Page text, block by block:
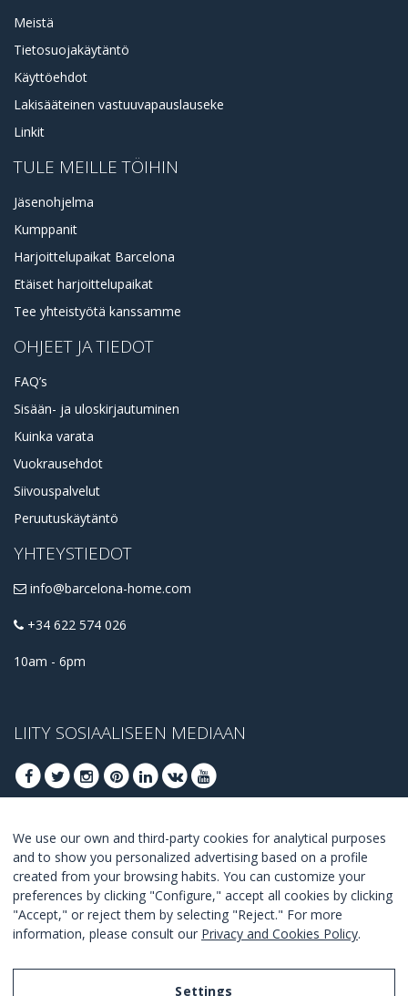
Meistä
Tietosuojakäytäntö
Käyttöehdot
Lakisääteinen vastuuvapauslauseke
Linkit
TULE MEILLE TÖIHIN
Jäsenohjelma
Kumppanit
Harjoittelupaikat Barcelona
Etäiset harjoittelupaikat
Tee yhteistyötä kanssamme
OHJEET JA TIEDOT
FAQ’s
Sisään- ja uloskirjautuminen
Kuinka varata
Vuokrausehdot
Siivouspalvelut
Peruutuskäytäntö
YHTEYSTIEDOT
info@barcelona-home.com
+34 622 574 026
10am - 6pm
LIITY SOSIAALISEEN MEDIAAN
LIITY SAADAKSESI PARHAAT TARJOUKSET
LIITY
I Agree with the terms and conditions
We use our own and third-party cookies for analytical purposes
and to show you personalized advertising based on a profile
created from your browsing habits. You can customize your
preferences by clicking "Configure," accept all cookies by clicking
"Accept," or reject them by selecting "Reject." For more
information, please consult our Privacy and Cookies Policy.
Settings